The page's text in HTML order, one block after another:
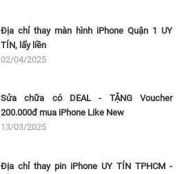
Địa chỉ thay màn hình iPhone Quận 1 UY
TÍN, lấy liền
02/04/2025
Sửa chữa có DEAL - TẶNG Voucher
200.000đ mua iPhone Like New
13/03/2025
Địa chỉ thay pin iPhone UY TÍN TPHCM -